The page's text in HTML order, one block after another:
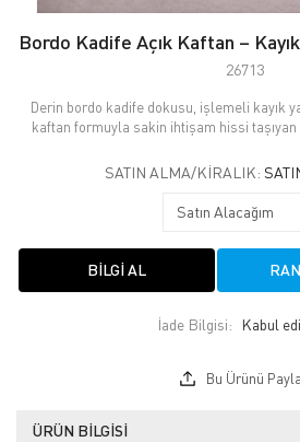
Bordo Kadife Açık Kaftan –
26713
Derin bordo kadife dokusu, işlemeli kayık
kaftan formuyla sakin ihtişam hissi taşıyan
SATIN ALMA/KIRALIK:
BILGI AL
İade Bilgisi:
Bu Ürünü
ÜRÜN BILGISI